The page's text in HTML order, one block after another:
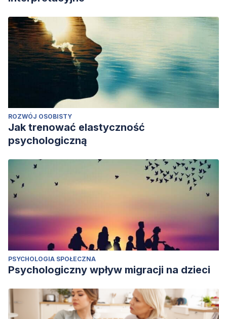
ROZWÓJ OSOBISTY
Jak trenować elastyczność
psychologiczną
PSYCHOLOGIA SPOŁECZNA
Psychologiczny wpływ migracji na dzieci